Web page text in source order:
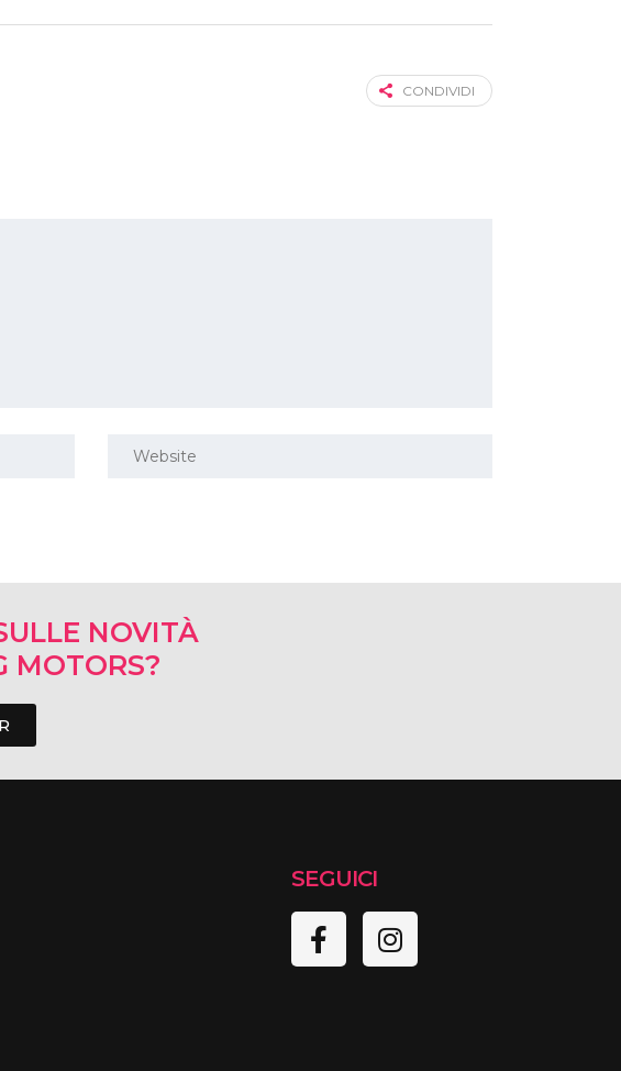
CONDIVIDI
NOVITÀ
MOTORS?
SEGUICI